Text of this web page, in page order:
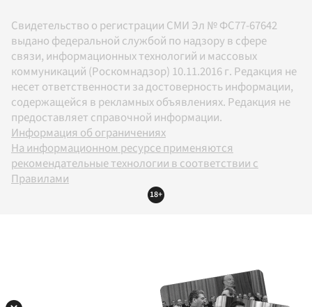
Свидетельство о регистрации СМИ Эл № ФС77-67642
выдано федеральной службой по надзору в сфере
связи, информационных технологий и массовых
коммуникаций (Роскомнадзор) 10.11.2016 г. Редакция не
несет ответственности за достоверность информации,
содержащейся в рекламных объявлениях. Редакция не
предоставляет справочной информации.
Информация об ограничениях
На информационном ресурсе применяются
рекомендательные технологии в соответствии с
Правилами
18+